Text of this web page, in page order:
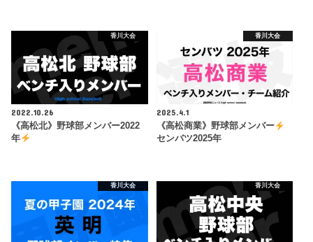
香川大会
2022.10.26
《高松北》野球部メンバー2022
年
香川大会
2025.4.1
《高松商業》野球部メンバー
センバツ2025年
香川大会 香川大会